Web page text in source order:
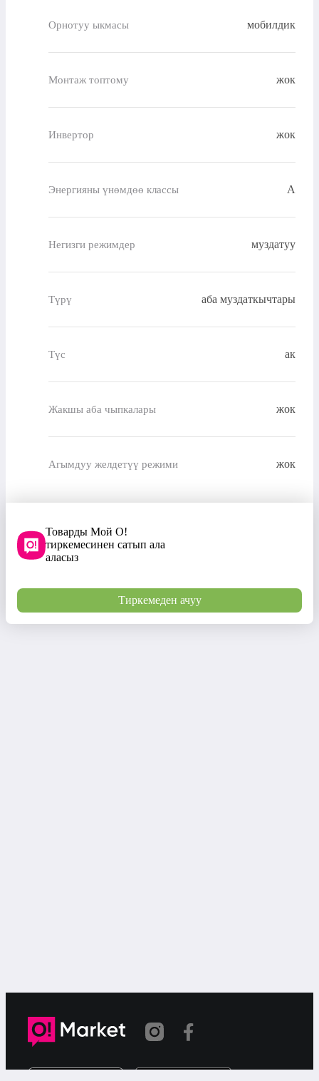
Орнотуу ыкмасы мобилдик
Монтаж топтому жок
Инвертор жок
Энергияны үнөмдөө классы A
Негизги режимдер муздатуу
Түрү аба муздаткычтары
Түс ак
Жакшы аба чыпкалары жок
Агымдуу желдетүү режими жок
Товарды Мой О!
тиркемесинен сатып ала
аласыз
Тиркемеден ачуу